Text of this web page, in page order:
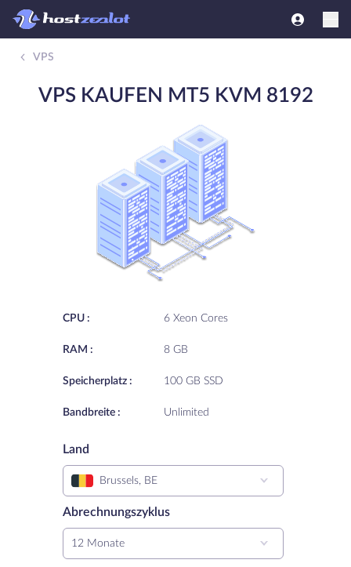
VPS
VPS KAUFEN MT5 KVM 8192
CPU :
RAM :
Speicherplatz :
Bandbreite :
6 Xeon Cores
8 GB
100 GB SSD
Unlimited
Land
Brussels, BE
Abrechnungszyklus
12 Monate